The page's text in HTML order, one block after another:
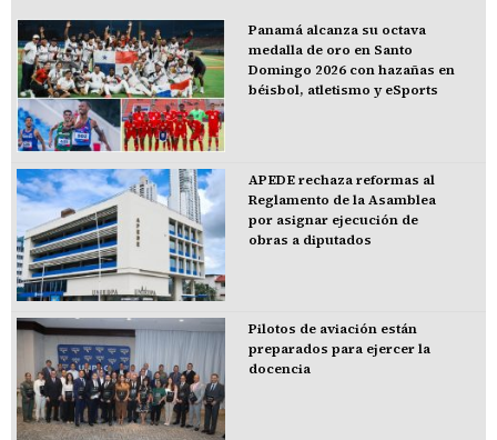
Panamá alcanza su octava
medalla de oro en Santo
Domingo 2026 con hazañas en
béisbol, atletismo y eSports
APEDE rechaza reformas al
Reglamento de la Asamblea
por asignar ejecución de
obras a diputados
Pilotos de aviación están
preparados para ejercer la
docencia